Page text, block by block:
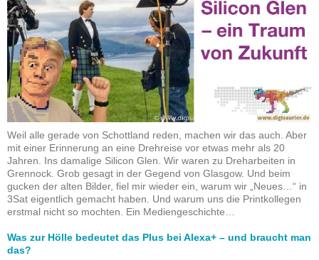
Weil alle gerade von Schottland reden, machen wir das auch. Aber
mit einer Erinnerung an eine Drehreise vor etwas mehr als 20
Jahren. Ins damalige Silicon Glen. Wir waren zu Dreharbeiten in
Grennock. Grob gesagt in der Gegend von Glasgow. Und beim
gucken der alten Bilder, fiel mir wieder ein, warum wir „Neues…“ in
3Sat eigentlich gemacht haben. Und warum uns die Printkollegen
erstmal nicht so mochten. Ein Mediengeschichte…
Was zur Hölle bedeutet das Plus bei Alexa+ – und braucht man
das?